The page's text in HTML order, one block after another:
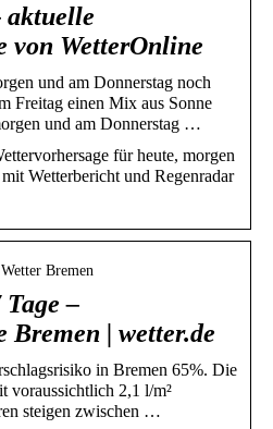
aktuelle
von WetterOnline
und am Donnerstag noch
Freitag einen Mix aus Sonne
und am Donnerstag …
für heute, morgen
Wetterbericht und Regenradar
Bremen
–
Bremen | wetter.de
in Bremen 65%. Die
voraussichtlich 2,1 l/m²
steigen zwischen …